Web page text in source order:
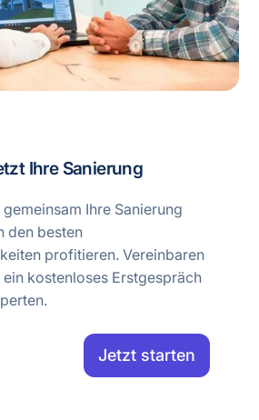
Ihre Sanierung
gemeinsam Ihre Sanierung
den besten
profitieren. Vereinbaren
ein kostenloses Erstgespräch
Jetzt starten